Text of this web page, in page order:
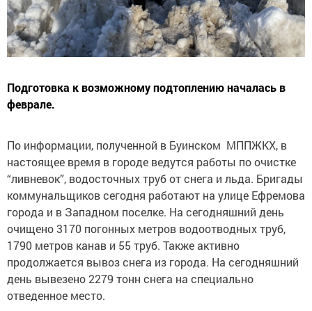
Подготовка к возможному подтоплению началась в
феврале.
По информации, полученной в Буинском МППЖКХ, в
настоящее время в городе ведутся работы по очистке
“ливневок”, водосточных труб от снега и льда. Бригады
коммунальщиков сегодня работают на улице Ефремова
города и в Западном поселке. На сегодняшний день
очищено 3170 погонных метров водоотводных труб,
1790 метров канав и 55 труб. Также активно
продолжается вывоз снега из города. На сегодняшний
день вывезено 2279 тонн снега на специально
отведенное место.